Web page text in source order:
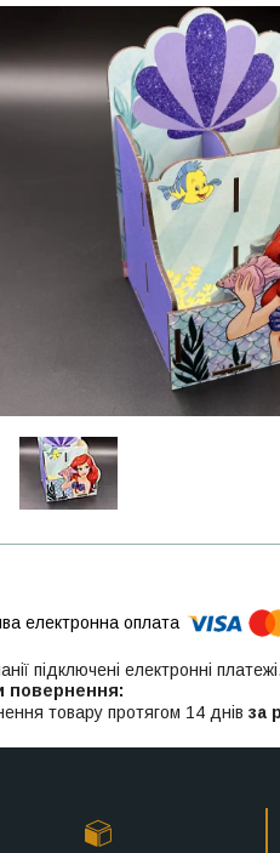
підключені електронні
товару протягом 14 днів за